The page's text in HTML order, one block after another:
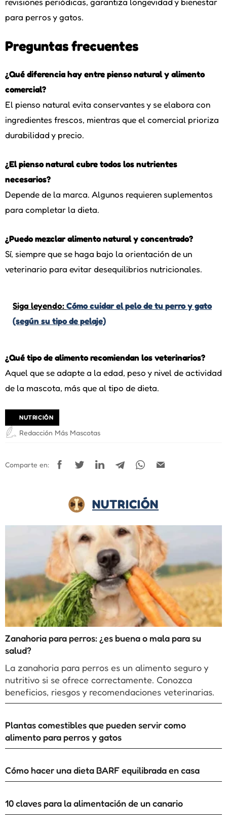
para perros y gatos.
Preguntas frecuentes
¿Qué diferencia hay entre pienso natural y alimento
comercial?
El pienso natural evita conservantes y se elabora con
ingredientes frescos, mientras que el comercial prioriza
durabilidad y precio.
¿El pienso natural cubre todos los nutrientes
necesarios?
Depende de la marca. Algunos requieren suplementos
para completar la dieta.
¿Puedo mezclar alimento natural y concentrado?
Sí, siempre que se haga bajo la orientación de un
veterinario para evitar desequilibrios nutricionales.
Siga leyendo:Cómo cuidar el pelo de tu perro y gato
(según su tipo de pelaje)
¿Qué tipo de alimento recomiendan los veterinarios?
Aquel que se adapte a la edad, peso y nivel de actividad
de la mascota, más que al tipo de dieta.
NUTRICIÓN
Redacción Más Mascotas
Comparte en:
NUTRICIÓN
Zanahoria para perros: ¿es buena o mala para su
salud?
La zanahoria para perros es un alimento seguro y
nutritivo si se ofrece correctamente. Conozca
beneficios, riesgos y recomendaciones veterinarias.
Plantas comestibles que pueden servir como
alimento para perros y gatos
Cómo hacer una dieta BARF equilibrada en casa
10 claves para la alimentación de un canario